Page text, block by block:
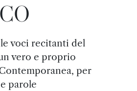
voci recitanti del
vero e proprio
per
parole